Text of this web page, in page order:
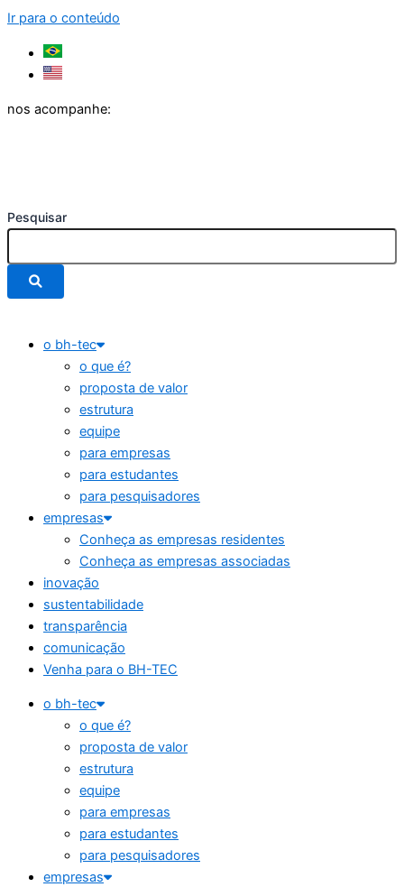
Ir para o conteúdo
nos acompanhe:
Pesquisar
o bh-tec
o que é?
proposta de valor
estrutura
equipe
para empresas
para estudantes
para pesquisadores
empresas
Conheça as empresas residentes
Conheça as empresas associadas
inovação
sustentabilidade
transparência
comunicação
Venha para o BH-TEC
o bh-tec
o que é?
proposta de valor
estrutura
equipe
para empresas
para estudantes
para pesquisadores
empresas